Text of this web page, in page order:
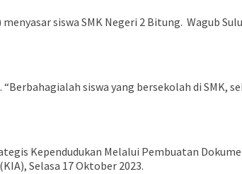
siswa SMK Negeri 2 Bitung. Wagub
siswa yang bersekolah di
Kependudukan Melalui Pembuatan
Selasa 17 Oktober 2023.